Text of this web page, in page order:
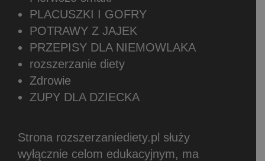
PLACUSZKI I GOFRY
POTRAWY Z JAJEK
PRZEPISY DLA NIEMOWLAKA
rozszerzanie diety
Zdrowie
ZUPY DLA DZIECKA
Strona rozszerzaniediety.pl służy
wyłącznie celom edukacyjnym, ma